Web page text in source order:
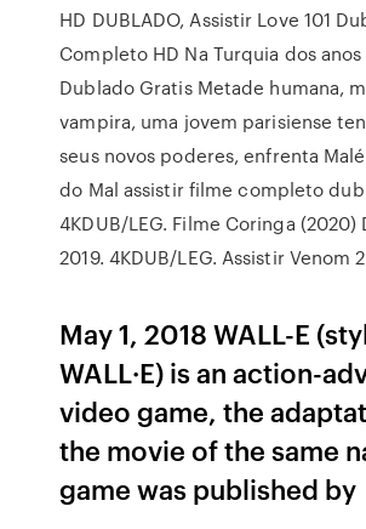
HD DUBLADO, Assistir Love 101
Completo HD Na Turquia dos
Dublado Gratis Metade humana,
vampira, uma jovem parisiense
seus novos poderes, enfrenta
do Mal assistir filme completo
4KDUB/LEG. Filme Coringa (2020)
2019. 4KDUB/LEG. Assistir Venom
May 1, 2018 WALL-E
WALL·E) is an action-
video game, the
the movie of the same
game was published by